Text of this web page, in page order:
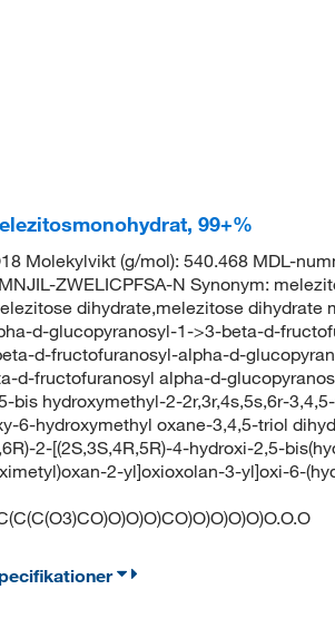
99+%
Molekylvikt (g/mol): 540.468 MDL-
ZWELICPFSA-N Synonym:
dihydrate,melezitose dihydrate
d-glucopyranosyl-1->3-beta-d-
d-fructofuranosyl-alpha-d-
d-fructofuranosyl alpha-d-
bis hydroxymethyl-2-2r,3r,4s,5s,6r-
6-hydroxymethyl oxane-3,4,5-triol
2-[(2S,3S,4R,5R)-4-hydroxi-2,5-
2-yl]oxioxolan-3-yl]oxi-6-